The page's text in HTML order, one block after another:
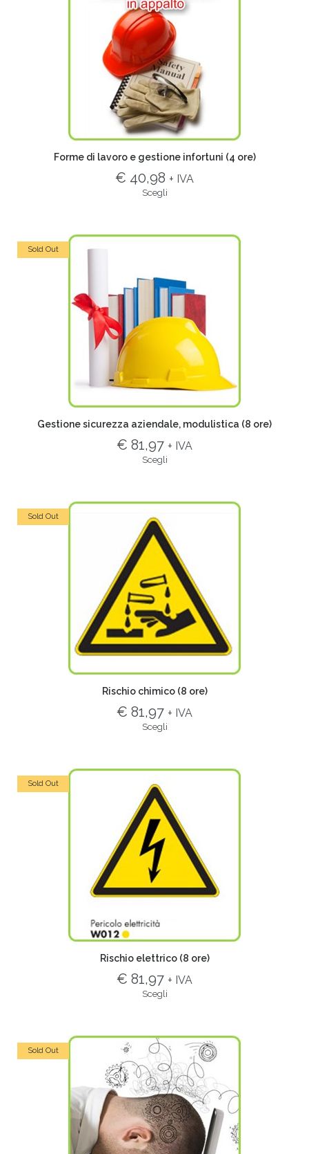
Forme di lavoro e gestione infortuni (4 ore)
€ 40,98 + IVA
Scegli
Sold Out
Gestione sicurezza aziendale, modulistica (8 ore)
€ 81,97 + IVA
Scegli
Sold Out
Rischio chimico (8 ore)
€ 81,97 + IVA
Scegli
Sold Out
Rischio elettrico (8 ore)
€ 81,97 + IVA
Scegli
Sold Out